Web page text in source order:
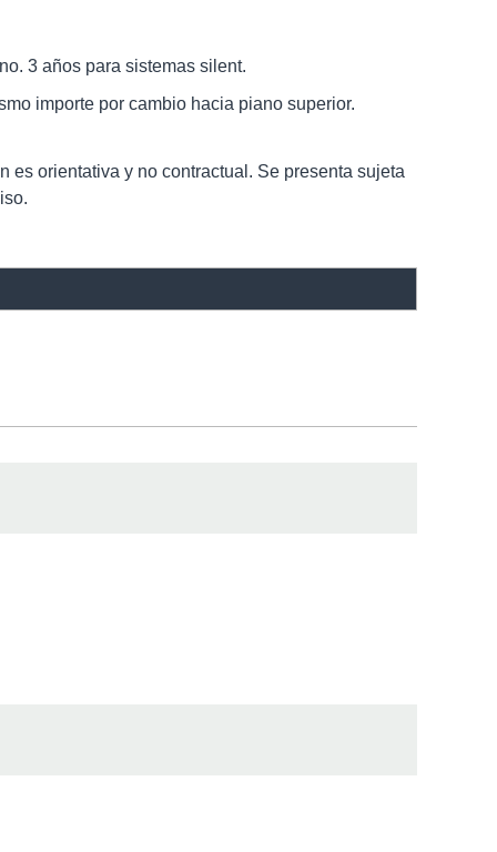
3 años para sistemas silent.
importe por cambio hacia piano superior.
orientativa y no contractual. Se presenta sujeta